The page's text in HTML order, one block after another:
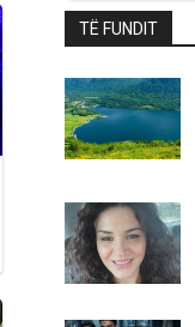
TË FUNDIT